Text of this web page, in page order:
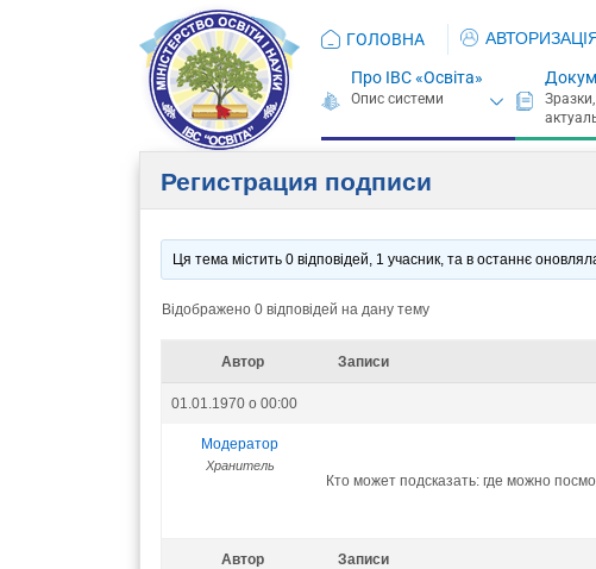
ГОЛОВНА
Про ІВС «Освіта»
Регистрация подписи
Ця тема містить 0 відповідей, 1 учасник, та в останнє
Відображено 0 відповідей на дану тему
Автор Записи
01.01.1970 о 00:00
Модератор
Хранитель
Кто может подсказать: где можно
Автор Записи